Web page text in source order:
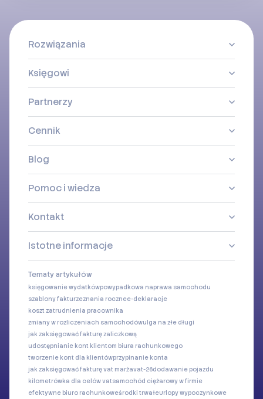
Rozwiązania
Księgowi
Partnerzy
Cennik
Blog
Pomoc i wiedza
Kontakt
Istotne informacje
Tematy artykułów
księgowanie wydatkówpowypadkowa naprawa samochodu
szablony fakturzeznania rocznee-deklaracje
koszt zatrudnienia pracownika
zmiany w rozliczeniach samochodówulga na złe długi
jak zaksięgować fakturę zaliczkową
udostępnianie kont klientom biura rachunkowego
tworzenie kont dla klientówprzypinanie konta
jak zaksięgować fakturę vat marżavat-26dodawanie pojazdu
kilometrówka dla celów vatsamochód ciężarowy w firmie
efektywne biuro rachunkoweśrodki trwałeUrlopy wypoczynkowe